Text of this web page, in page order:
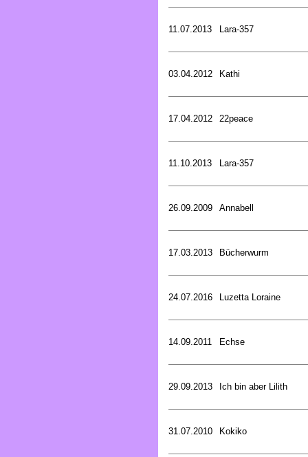
11.07.2013 Lara-357
03.04.2012 Kathi
17.04.2012 22peace
11.10.2013 Lara-357
26.09.2009 Annabell
17.03.2013 Bücherwurm
24.07.2016 Luzetta Loraine
14.09.2011 Echse
29.09.2013 Ich bin aber Lilith
31.07.2010 Kokiko